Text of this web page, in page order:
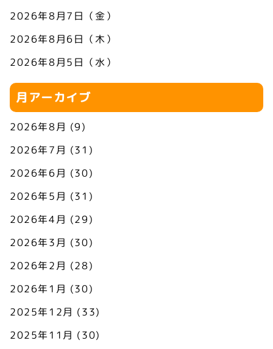
2026年8月7日（金）
2026年8月6日（木）
2026年8月5日（水）
月アーカイブ
2026年8月 (9)
2026年7月 (31)
2026年6月 (30)
2026年5月 (31)
2026年4月 (29)
2026年3月 (30)
2026年2月 (28)
2026年1月 (30)
2025年12月 (33)
2025年11月 (30)